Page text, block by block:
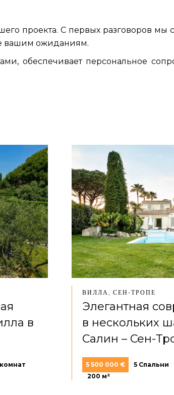
проекта. С первых разговоров мы
вашим ожиданиям.
обеспечивает персональное
в
ВИЛЛА, СЕН-ТРОПЕ
Элегантная
в нескольких
Салин – Сен-
5 500 000 € 5 Спальни
200 м²